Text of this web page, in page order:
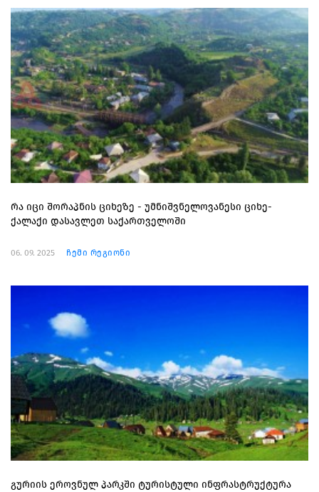
რა იცი შორაპნის ციხეზე - უმნიშვნელოვანესი ციხე-
ქალაქი დასავლეთ საქართველოში
06. 09. 2025 ჩემი რეგიონი
გურიის ეროვნულ პარკში ტურისტული ინფრასტრუქტურა